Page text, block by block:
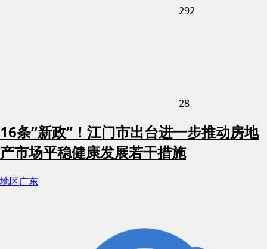
292
28
16条“新政”！江门市出台进一步推动房地
产市场平稳健康发展若干措施
地区广东